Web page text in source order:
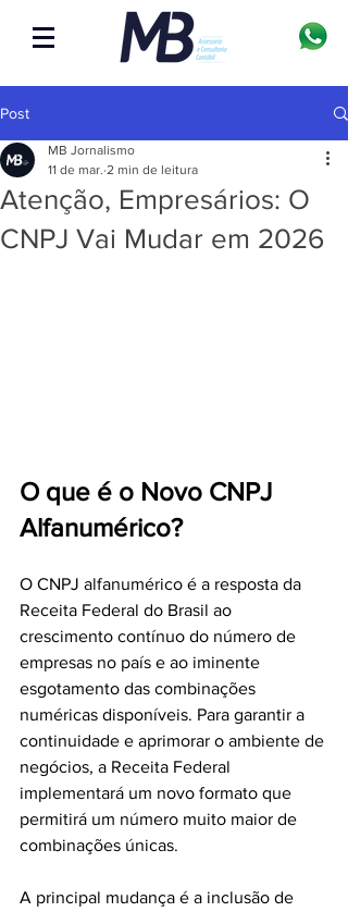
Post
Atenção, Empresários: O
CNPJ Vai Mudar em 2026
MB Jornalismo
11 de mar. 2 min de leitura
O que é o Novo CNPJ
Alfanumérico?
O CNPJ alfanumérico é a resposta da
Receita Federal do Brasil ao
crescimento contínuo do número de
empresas no país e ao iminente
esgotamento das combinações
numéricas disponíveis. Para garantir a
continuidade e aprimorar o ambiente de
negócios, a Receita Federal
implementará um novo formato que
permitirá um número muito maior de
combinações únicas.
A principal mudança é a inclusão de